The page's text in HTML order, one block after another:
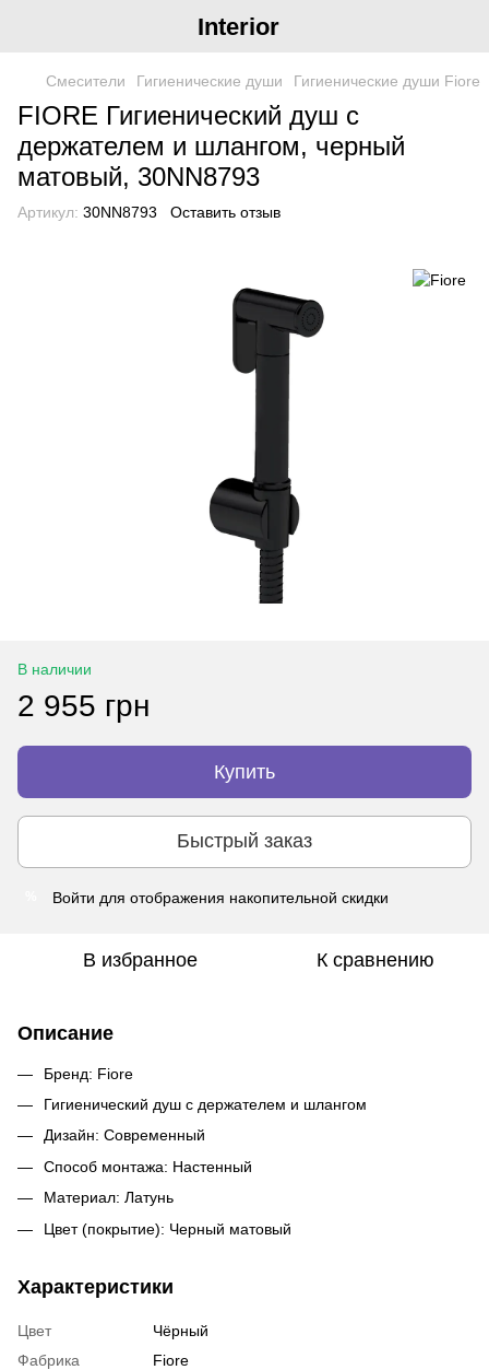
Interior
Смесители Гигиенические души Гигиенические души Fiore
FIORE Гигиенический душ с
держателем и шлангом, черный
матовый, 30NN8793
Артикул: 30NN8793 Оставить отзыв
В наличии
2 955 грн
Купить
Быстрый заказ
Войти для отображения накопительной скидки
В избранное К сравнению
Описание
Бренд: Fiore
Гигиенический душ с держателем и шлангом
Дизайн: Современный
Способ монтажа: Настенный
Материал: Латунь
Цвет (покрытие): Черный матовый
Характеристики
Цвет
Чёрный
Фабрика
Fiore